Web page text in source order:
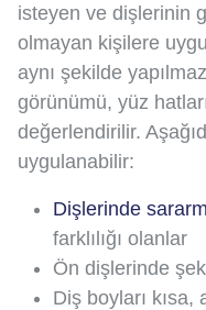
isteyen ve dişlerinin
olmayan kişilere
aynı şekilde
görünümü, yüz
değerlendirilir.
uygulanabilir:
Dişlerinde
farklılığı olanlar
Ön dişlerinde
Diş boyları kısa,